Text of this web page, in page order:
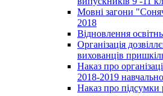
Мовні загони
2018
Відновлення
Організація
вихованців
Наказ про
2018-2019
Наказ про підсумки